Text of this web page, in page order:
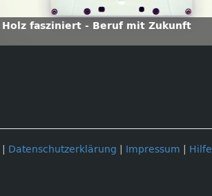
Holz fasziniert - Beruf mit Zukunft
Datenschutzerklärung Impressum Hilfe